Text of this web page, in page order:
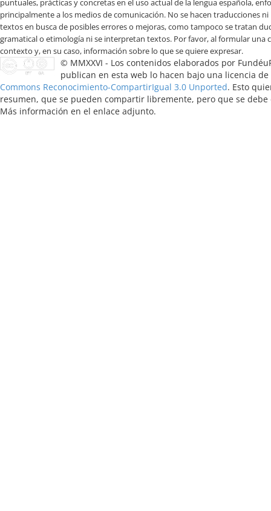
© MMXXVI - Los contenidos elaborados por
publican en esta web lo hacen bajo una licencia de
Commons Reconocimiento-CompartirIgual 3.0 Unported. Esto
resumen, que se pueden compartir libremente, pero que se
Más información en el enlace adjunto.